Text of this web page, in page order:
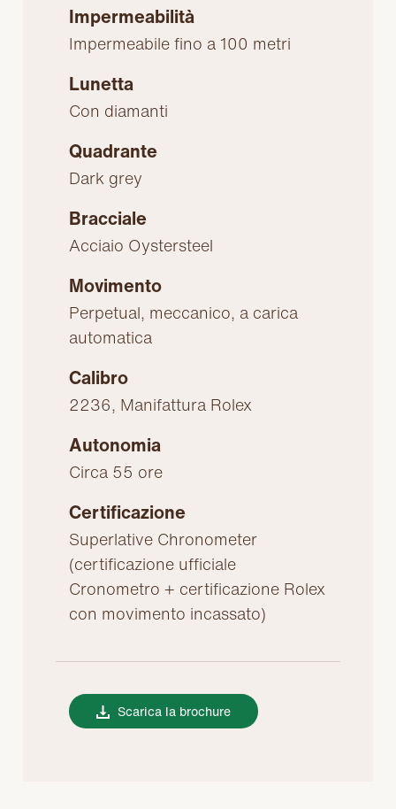
Impermeabilità
Impermeabile fino a 100 metri
Lunetta
Con diamanti
Quadrante
Dark grey
Bracciale
Acciaio Oystersteel
Movimento
Perpetual, meccanico, a carica
automatica
Calibro
2236, Manifattura Rolex
Autonomia
Circa 55 ore
Certificazione
Superlative Chronometer
(certificazione ufficiale
Cronometro + certificazione Rolex
con movimento incassato)
Scarica la brochure